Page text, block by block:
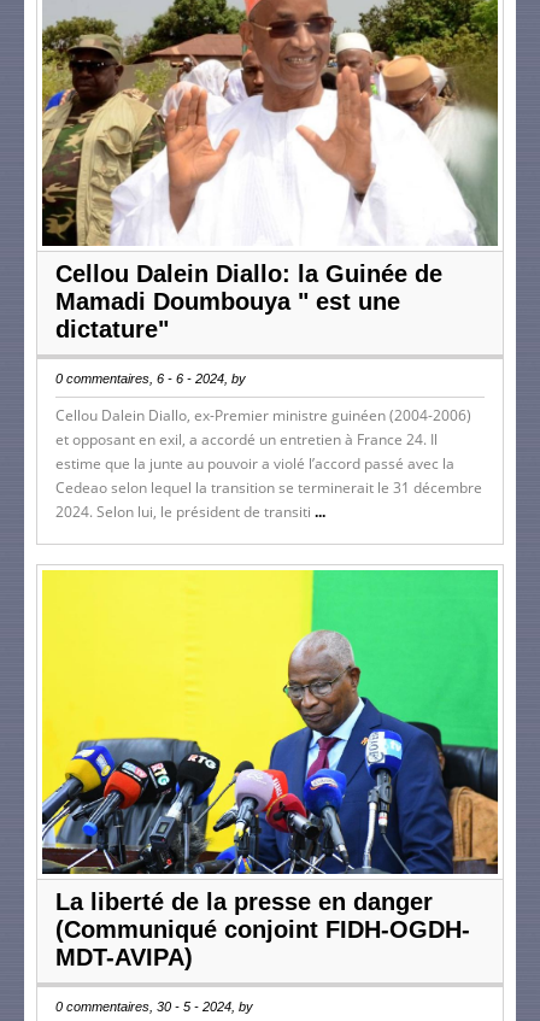
Cellou Dalein Diallo: la Guinée de
Mamadi Doumbouya " est une
dictature"
0 commentaires, 6 - 6 - 2024, by
Cellou Dalein Diallo, ex-Premier ministre guinéen (2004-2006)
et opposant en exil, a accordé un entretien à France 24. Il
estime que la junte au pouvoir a violé l’accord passé avec la
Cedeao selon lequel la transition se terminerait le 31 décembre
2024. Selon lui, le président de transiti ...
La liberté de la presse en danger
(Communiqué conjoint FIDH-OGDH-
MDT-AVIPA)
0 commentaires, 30 - 5 - 2024, by